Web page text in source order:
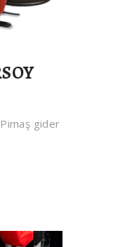
Pimaş gider